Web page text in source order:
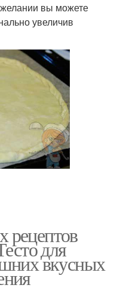
вы можете
увеличив
рецептов
для
вкусных